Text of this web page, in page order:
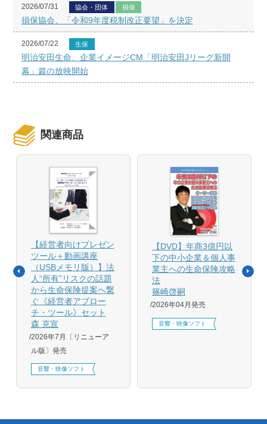
2026/07/31 協会・団体 損保
損保協会、「令和9年度税制改正要望」を決定
2026/07/22 生保
明治安田生命、企業イメージCM「明治安田Jリーグ新開
幕」篇の放映開始
関連商品
【経営者向けプレゼン
ツール＋動画講座
（USBメモリ版）】法
人“所有”リスクの話題
から生命保険提案へ繋
ぐ《経営者アプロー
チ・ツール》セット
森 克宣
2026年7月〔リニューア
ル版〕発売
音響・映像ソフト
【DVD】年商3億円以
下の中小企業＆個人事
業主への生命保険攻略
法
篠崎啓嗣
2026年04月発売
音響・映像ソフト